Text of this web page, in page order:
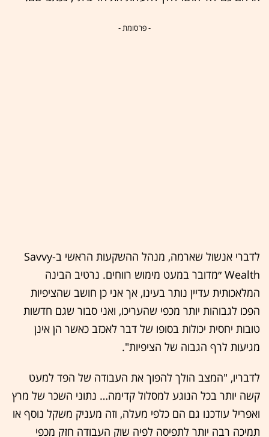
- פרסומת -
לדברי אנשול שארמה, מנהל ההשקעות הראשי ב-Savvy
Wealth ״מדובר במעט מימוש רווחים. נרטיב הבינה
המלאכותית עדיין נותר בעינו, אך אני כן חושב שהציפיות
הפכו לגבוהות יותר מכפי שהעריכו, ואני סבור שגם חדשות
טובות יחסית יכולות בסופו של דבר לאכזב כאשר הן אינן
מגיעות לרף הגבוה של הציפיות".
לדבריו, "המצב הולך להפוך את העבודה של הפד למעט
קשה יותר בכל הנוגע למסלול קדימה… נתוני השכר של מרץ
ואפריל עודכנו גם הם כלפי מעלה, וזה מעניק משקל נוסף או
תמיכה רבה יותר לתפיסה לפיה שוק העבודה חזק מכפי